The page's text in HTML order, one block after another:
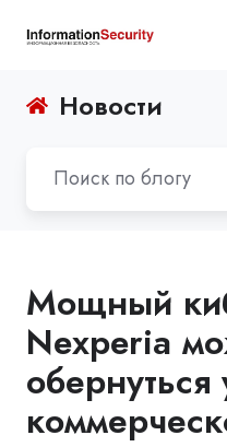
Новости
Мощный
Nexperia
обернуться